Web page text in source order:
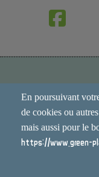
En poursuivant
de cookies ou
mais aussi pour le
https://www.green-